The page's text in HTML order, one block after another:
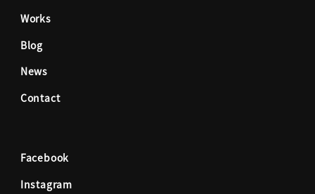
Works
Blog
News
Contact
Facebook
Instagram